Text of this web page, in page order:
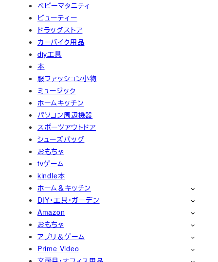
ベビーマタニティ
ビューティー
ドラッグストア
カーバイク用品
diy工具
本
服ファッション小物
ミュージック
ホームキッチン
パソコン周辺機器
スポーツアウトドア
シューズバッグ
おもちゃ
tvゲーム
kindle本
ホーム＆キッチン
DIY・工具・ガーデン
Amazon
おもちゃ
アプリ＆ゲーム
Prime Video